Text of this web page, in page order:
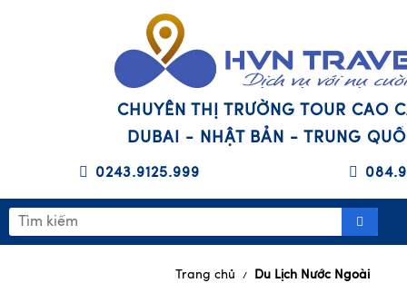
CHUYÊN THỊ TRƯỜNG TOUR CAO
DUBAI - NHẬT BẢN - TRUNG
0243.9125.999
Trang chủ / Du Lịch Nước Ngoài